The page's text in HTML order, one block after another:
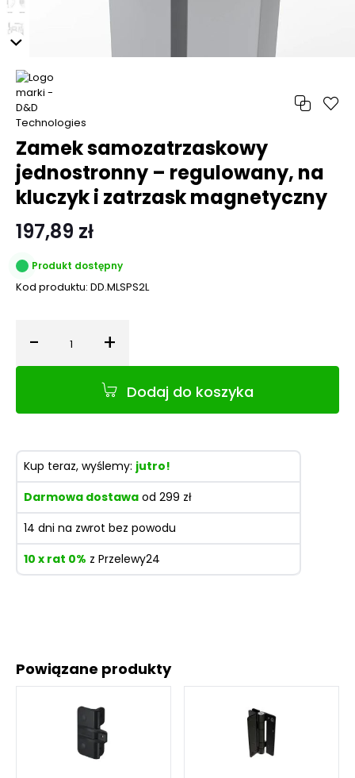
Powiązane produkty
Zamek samozatrzaskowy
jednostronny – regulowany, na
kluczyk i zatrzask magnetyczny
197,89 zł
Produkt dostępny
Kod produktu: DD.MLSPS2L
- Ilość +
Dodaj do koszyka
Kup teraz, wyślemy: jutro!
Darmowa dostawa od 299 zł
14 dni na zwrot bez powodu
10 x rat 0% z Przelewy24